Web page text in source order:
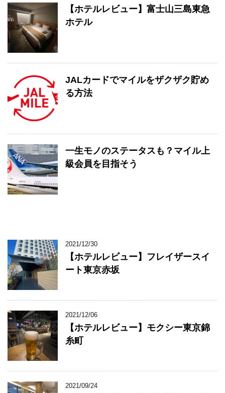
【ホテルレビュー】富士山三島東急
ホテル
JALカードでマイルをザクザク貯め
る方法
一生モノのステータスも？マイル上
級会員を目指そう
2021/12/30
【ホテルレビュー】フレイザースイ
ート東京赤坂
2021/12/06
【ホテルレビュー】モクシー東京錦
糸町
2021/09/24